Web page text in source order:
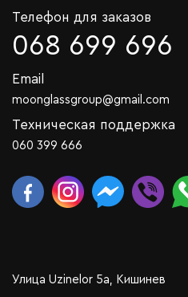
Телефон для заказов
068 699 696
Email
moonglassgroup@gmail.com
Техническая поддержка
060 399 666
Улица Uzinelor 5a, Кишинев